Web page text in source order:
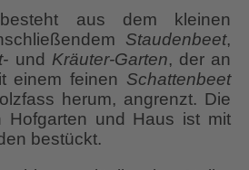
aus dem kleinen
Staudenbeet,
und Kräuter-Garten, der an
einem feinen Schattenbeet
herum, angrenzt. Die
Hofgarten und Haus ist mit
bestückt.